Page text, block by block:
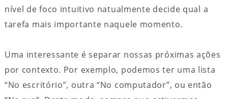
nível de foco intuitivo natualmente decide qual a
tarefa mais importante naquele momento.
Uma interessante é separar nossas próximas ações
por contexto. Por exemplo, podemos ter uma lista
“No escritório”, outra “No computador”, ou então